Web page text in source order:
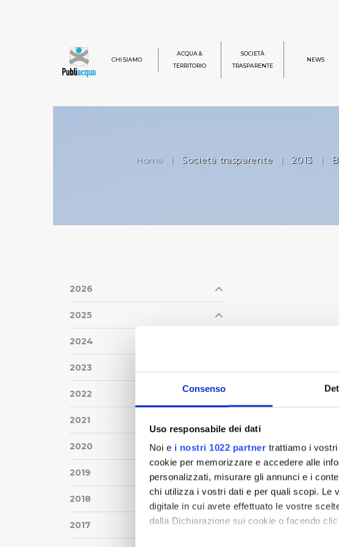
Consenso
Uso responsabile dei dati
Noi e i nostri 1022 partner trattiamo i
cookie per memorizzare e accedere alle
personalizzati, misurare gli annunci e i
chi utilizza i vostri dati e per quali scopi. Le
digitale in cui avete effettuato le vostre
dalla Dichiarazione sui cookie o facendo
CHI SIAMO
ACQUA &
TERRITORIO
SOCIETÀ
TRASPARENTE
NEWS
Home | Società trasparente | 2013 |
2026
2025
2024
2023
2022
2021
2020
2019
2018
2017